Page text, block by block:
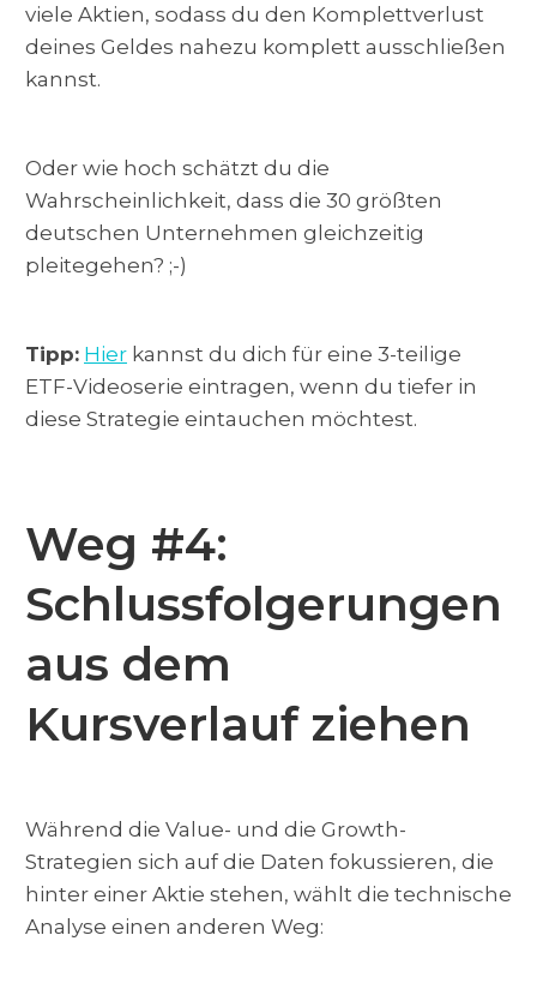
viele Aktien, sodass du den Komplettverlust
deines Geldes nahezu komplett ausschließen
kannst.
Oder wie hoch schätzt du die
Wahrscheinlichkeit, dass die 30 größten
deutschen Unternehmen gleichzeitig
pleitegehen? ;-)
Tipp: Hier kannst du dich für eine 3-teilige
ETF-Videoserie eintragen, wenn du tiefer in
diese Strategie eintauchen möchtest.
Weg #4:
Schlussfolgerungen
aus dem
Kursverlauf ziehen
Während die Value- und die Growth-
Strategien sich auf die Daten fokussieren, die
hinter einer Aktie stehen, wählt die technische
Analyse einen anderen Weg: